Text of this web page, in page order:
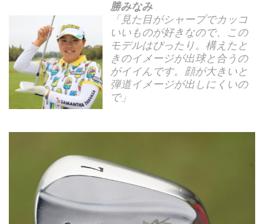
勝みなみ
「見た目がシャープでカッコ
いいものが好きなので、この
モデルはぴったり。構えたと
きのイメージが出球と合うの
がイイんです。顔が大きいと
弾道イメージが出しにくいの
で」